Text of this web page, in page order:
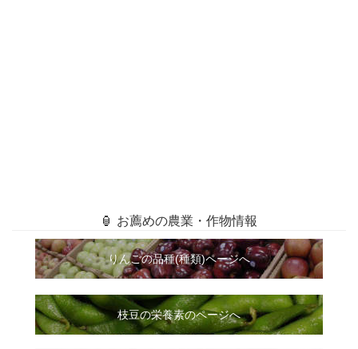
🏮 お薦めの農業・作物情報
りんごの品種(種類)ページへ
枝豆の栄養素のページへ